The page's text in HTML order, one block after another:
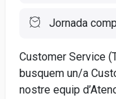
Jornada
Customer Service
busquem un/a
nostre equip